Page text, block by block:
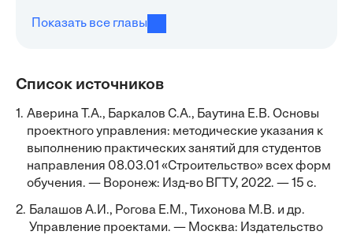
Показать все главы
Список источников
1. Аверина Т.А., Баркалов С.А., Баутина Е.В. Основы
проектного управления: методические указания к
выполнению практических занятий для студентов
направления 08.03.01 «Строительство» всех форм
обучения. — Воронеж: Изд-во ВГТУ, 2022. — 15 с.
2. Балашов А.И., Рогова Е.М., Тихонова М.В. и др.
Управление проектами. — Москва: Издательство